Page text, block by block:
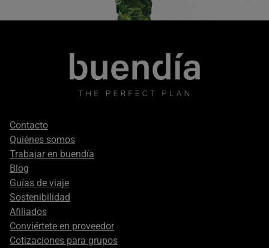
Footer
secondary
Contacto
Quiénes somos
Trabajar en buendía
Blog
Guías de viaje
Sostenibilidad
Afiliados
Conviértete en proveedor
Cotizaciones para grupos